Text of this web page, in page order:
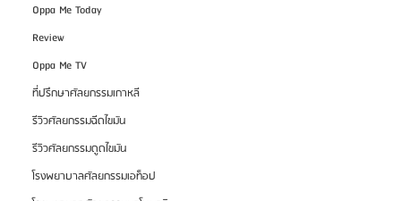
Oppa Me Today
Review
Oppa Me TV
ที่ปรึกษาศัลยกรรมเกาหลี
รีวิวศัลยกรรมฉีดไขมัน
รีวิวศัลยกรรมดูดไขมัน
โรงพยาบาลศัลยกรรมเอท็อป